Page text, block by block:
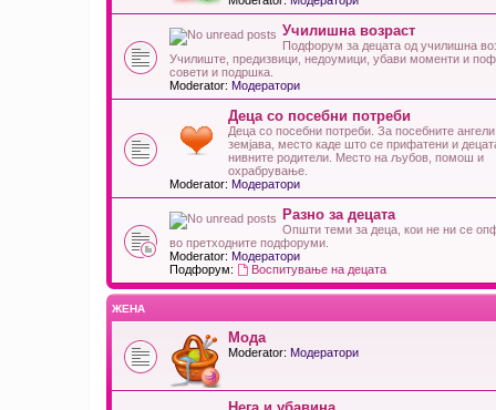
Училишна возраст
Подфорум за децата од училишна
Училиште, предизвици, недоумици, убави моменти и
совети и подршка.
Moderator: Модератори
Деца со посебни потреби
Деца со посебни потреби. За посебните
земјава, место каде што се прифатени и
нивните родители. Место на љубов, помош и
охрабрување.
Moderator: Модератори
Разно за децата
Општи теми за деца, кои не ни се
во претходните подфоруми.
Moderator: Модератори
Подфорум:
Воспитување на децата
ЖЕНА
Мода
Moderator: Модератори